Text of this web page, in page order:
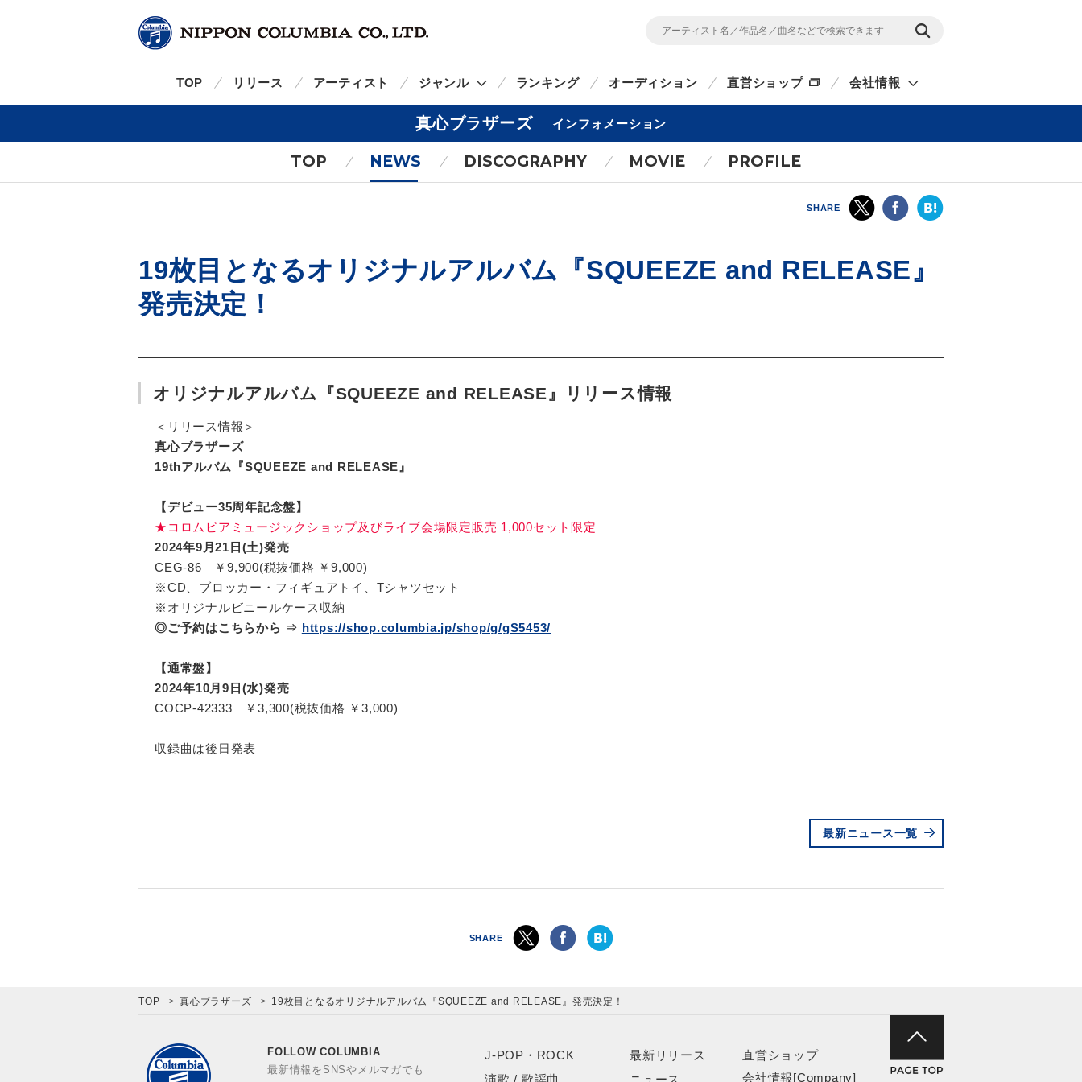
TOP リリース アーティスト ジャンル ランキング オーディション 直営ショップ 会社情報
真心ブラザーズ インフォメーション
TOP NEWS DISCOGRAPHY MOVIE PROFILE
SHARE
19枚目となるオリジナルアルバム『SQUEEZE and RELEASE』
発売決定！
オリジナルアルバム『SQUEEZE and RELEASE』リリース情報
＜リリース情報＞
真心ブラザーズ
19thアルバム『SQUEEZE and RELEASE』
【デビュー35周年記念盤】
★コロムビアミュージックショップ及びライブ会場限定販売 1,000セット限定
2024年9月21日(土)発売
CEG-86 ￥9,900(税抜価格 ￥9,000)
※CD、ブロッカー・フィギュアトイ、Tシャツセット
※オリジナルビニールケース収納
◎ご予約はこちらから ⇒ https://shop.columbia.jp/shop/g/gS5453/
【通常盤】
2024年10月9日(水)発売
COCP-42333 ￥3,300(税抜価格 ￥3,000)
収録曲は後日発表
最新ニュース一覧
SHARE
TOP 真心ブラザーズ 19枚目となるオリジナルアルバム『SQUEEZE and RELEASE』発売決定！
FOLLOW COLUMBIA
最新情報をSNSやメルマガでも
J-POP・ROCK
演歌 / 歌謡曲
最新リリース
ニュース
直営ショップ
会社情報[Company]